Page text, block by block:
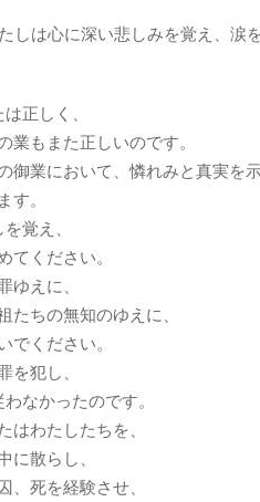
しは心に深い悲しみを覚え、涙
正しく、
業もまた正しいのです。
御業において、憐れみと真実を示
す。
覚え、
てください。
ゆえに、
たちの無知のゆえに、
でください。
を犯し、
なかったのです。
はわたしたちを、
に散らし、
、死を経験させ、